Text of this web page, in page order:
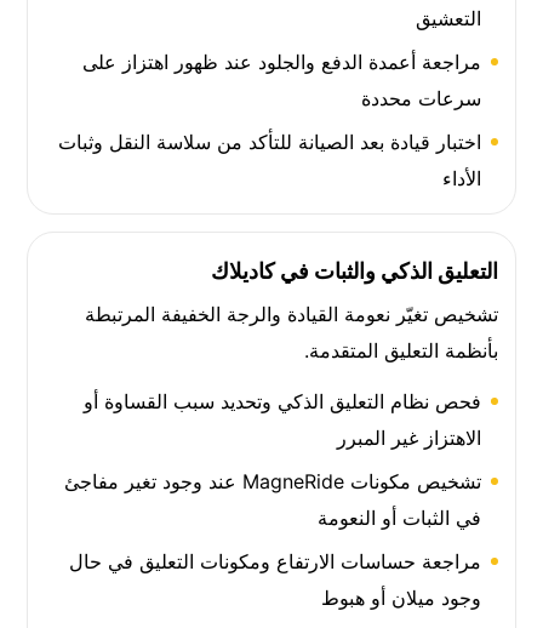
التعشيق
مراجعة أعمدة الدفع والجلود عند ظهور اهتزاز على
سرعات محددة
اختبار قيادة بعد الصيانة للتأكد من سلاسة النقل وثبات
الأداء
التعليق الذكي والثبات في كاديلاك
تشخيص تغيّر نعومة القيادة والرجة الخفيفة المرتبطة
بأنظمة التعليق المتقدمة.
فحص نظام التعليق الذكي وتحديد سبب القساوة أو
الاهتزاز غير المبرر
تشخيص مكونات MagneRide عند وجود تغير مفاجئ
في الثبات أو النعومة
مراجعة حساسات الارتفاع ومكونات التعليق في حال
وجود ميلان أو هبوط